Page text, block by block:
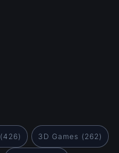
(426) 3D Games (262)